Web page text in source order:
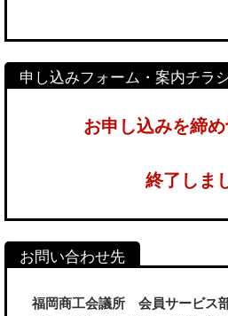
お申し込みを締
終了しま
福岡商工会議所 会員サービス